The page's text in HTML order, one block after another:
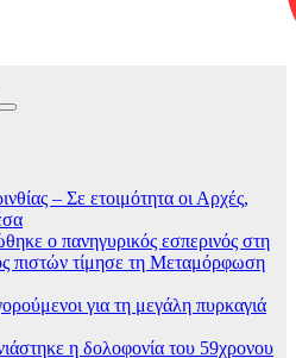
– Σε ετοιμότητα οι Αρχές,
ο πανηγυρικός εσπερινός στη
πιστών τίμησε τη Μεταμόρφωση
για τη μεγάλη πυρκαγιά
η δολοφονία του 59χρονου